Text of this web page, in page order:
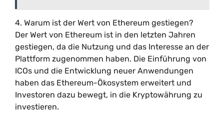
4. Warum ist der Wert von Ethereum gestiegen?
Der Wert von Ethereum ist in den letzten Jahren
gestiegen, da die Nutzung und das Interesse an der
Plattform zugenommen haben. Die Einführung von
ICOs und die Entwicklung neuer Anwendungen
haben das Ethereum-Ökosystem erweitert und
Investoren dazu bewegt, in die Kryptowährung zu
investieren.